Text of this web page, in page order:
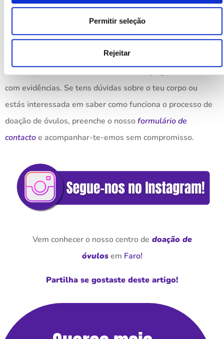
Permitir seleção
Rejeitar
saúde.
Queres mais informações sobre
saúde íntima?
Na Easydona falamos com clareza, sem julgamentos e
com evidências. Se tens dúvidas sobre o teu corpo ou
estás interessada em saber como funciona o processo de
doação de óvulos, preenche o nossoformulário de
contactoe acompanhar-te-emos sem compromisso.
Vem conhecer o nosso centro de doação de
óvulos em Faro!
Partilha se gostaste deste artigo!